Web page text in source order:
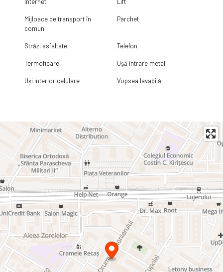
Internet Lift
Mijloace de transport în
comun
Parchet
Străzi asfaltate Telefon
Termoficare Ușă intrare metal
Uși interior celulare Vopsea lavabilă